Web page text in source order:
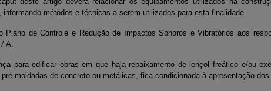
informando métodos e técnicas a serem utilizados para esta finalidade.
Plano de Controle e Redução de Impactos Sonoros e Vibratórios aos
A.
para edificar obras em que haja rebaixamento de lençol freático e/ou
moldadas de concreto ou metálicas, fica condicionada à apresentação